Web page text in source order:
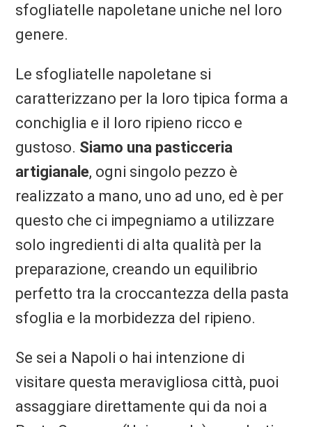
sfogliatelle napoletane uniche nel loro
genere.
Le sfogliatelle napoletane si
caratterizzano per la loro tipica forma a
conchiglia e il loro ripieno ricco e
gustoso. Siamo una pasticceria
artigianale, ogni singolo pezzo è
realizzato a mano, uno ad uno, ed è per
questo che ci impegniamo a utilizzare
solo ingredienti di alta qualità per la
preparazione, creando un equilibrio
perfetto tra la croccantezza della pasta
sfoglia e la morbidezza del ripieno.
Se sei a Napoli o hai intenzione di
visitare questa meravigliosa città, puoi
assaggiare direttamente qui da noi a